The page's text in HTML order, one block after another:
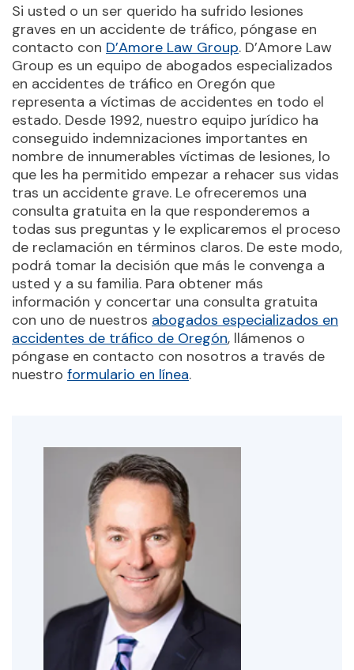
Si usted o un ser querido ha sufrido lesiones
graves en un accidente de tráfico, póngase en
contacto con D’Amore Law Group. D’Amore Law
Group es un equipo de abogados especializados
en accidentes de tráfico en Oregón que
representa a víctimas de accidentes en todo el
estado. Desde 1992, nuestro equipo jurídico ha
conseguido indemnizaciones importantes en
nombre de innumerables víctimas de lesiones, lo
que les ha permitido empezar a rehacer sus vidas
tras un accidente grave. Le ofreceremos una
consulta gratuita en la que responderemos a
todas sus preguntas y le explicaremos el proceso
de reclamación en términos claros. De este modo,
podrá tomar la decisión que más le convenga a
usted y a su familia. Para obtener más
información y concertar una consulta gratuita
con uno de nuestros abogados especializados en
accidentes de tráfico de Oregón, llámenos o
póngase en contacto con nosotros a través de
nuestro formulario en línea.